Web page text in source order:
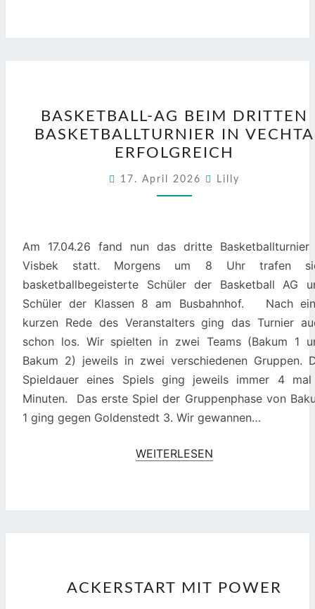
AG
BEIM
DRITTEN
BASKETBALLTURNIER
IN
BASKETBALL-AG BEIM DRITTEN
BASKETBALLTURNIER IN VECHTA
ERFOLGREICH
17. April 2026 Lilly
Am 17.04.26 fand nun das dritte Basketballturnier
Visbek statt. Morgens um 8 Uhr trafen
basketballbegeisterte Schüler der Basketball AG
Schüler der Klassen 8 am Busbahnhof. Nach
kurzen Rede des Veranstalters ging das Turnier
schon los. Wir spielten in zwei Teams (Bakum 1
Bakum 2) jeweils in zwei verschiedenen Gruppen.
Spieldauer eines Spiels ging jeweils immer 4
Minuten. Das erste Spiel der Gruppenphase von
1 ging gegen Goldenstedt 3. Wir gewannen…
WEITERLESEN
MIT
ACKERSTART MIT POWER